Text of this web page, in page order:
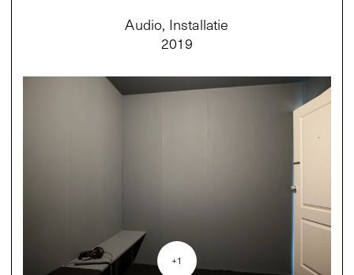
Audio, Installatie
2019
+1